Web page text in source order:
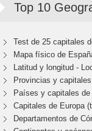
Top 10
Test de 25 capitales
Mapa físico de
Latitud y longitud -
Provincias y
Países y capitales de
Capitales de Europa
Departamentos de